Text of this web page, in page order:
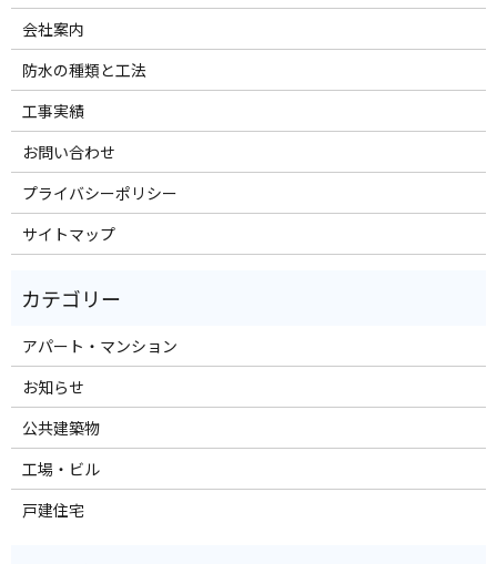
会社案内
防水の種類と工法
工事実績
お問い合わせ
プライバシーポリシー
サイトマップ
アパート・マンション
お知らせ
公共建築物
工場・ビル
戸建住宅